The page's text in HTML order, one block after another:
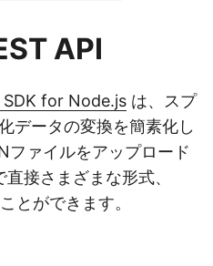
API
for Node.js は、スプ
データの変換を簡素化し
ファイルをアップロード
接さまざまな形式、
とができます。